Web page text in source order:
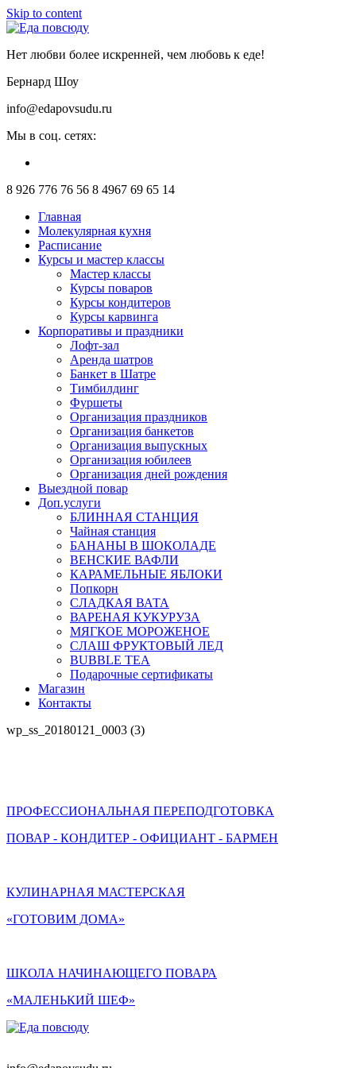
Skip to content
Нет любви более искренней, чем любовь к еде!
Бернард Шоу
info@edapovsudu.ru
Мы в соц. сетях:
8 926 776 76 56 8 4967 69 65 14
Главная
Молекулярная кухня
Расписание
Курсы и мастер классы
Мастер классы
Курсы поваров
Курсы кондитеров
Курсы карвинга
Корпоративы и праздники
Лофт-зал
Аренда шатров
Банкет в Шатре
Тимбилдинг
Фуршеты
Организация праздников
Организация банкетов
Организация выпускных
Организация юбилеев
Организация дней рождения
Выездной повар
Доп.услуги
БЛИННАЯ СТАНЦИЯ
Чайная станция
БАНАНЫ В ШОКОЛАДЕ
ВЕНСКИЕ ВАФЛИ
КАРАМЕЛЬНЫЕ ЯБЛОКИ
Попкорн
СЛАДКАЯ ВАТА
ВАРЕНАЯ КУКУРУЗА
МЯГКОЕ МОРОЖЕНОЕ
СЛАШ ФРУКТОВЫЙ ЛЕД
BUBBLE TEA
Подарочные сертификаты
Магазин
Контакты
wp_ss_20180121_0003 (3)
ПРОФЕССИОНАЛЬНАЯ ПЕРЕПОДГОТОВКА
ПОВАР - КОНДИТЕР - ОФИЦИАНТ - БАРМЕН
КУЛИНАРНАЯ МАСТЕРСКАЯ
«ГОТОВИМ ДОМА»
ШКОЛА НАЧИНАЮЩЕГО ПОВАРА
«МАЛЕНЬКИЙ ШЕФ»